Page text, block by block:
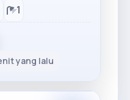
1
yang lalu